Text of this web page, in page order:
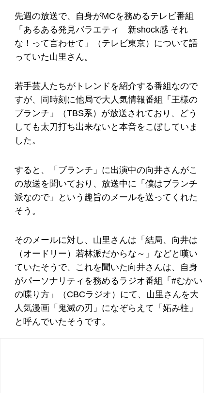
先週の放送で、自身がMCを務めるテレビ番組
「あるある発見バラエティ 新shock感 それ
な！って言わせて」（テレビ東京）について語
っていた山里さん。
若手芸人たちがトレンドを紹介する番組なので
すが、同時刻に他局で大人気情報番組「王様の
ブランチ」（TBS系）が放送されており、どう
しても太刀打ち出来ないと本音をこぼしていま
した。
すると、「ブランチ」に出演中の向井さんがこ
の放送を聞いており、放送中に「僕はブランチ
派なので」という趣旨のメールを送ってくれた
そう。
そのメールに対し、山里さんは「結局、向井は
（オードリー）若林派だからな～」などと嘆い
ていたそうで、これを聞いた向井さんは、自身
がパーソナリティを務めるラジオ番組「#むかい
の喋り方」（CBCラジオ）にて、山里さんを大
人気漫画「鬼滅の刃」になぞらえて「妬み柱」
と呼んでいたそうです。